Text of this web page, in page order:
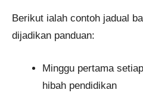
Berikut ialah contoh jadual
dijadikan panduan:
Minggu pertama
hibah pendidikan